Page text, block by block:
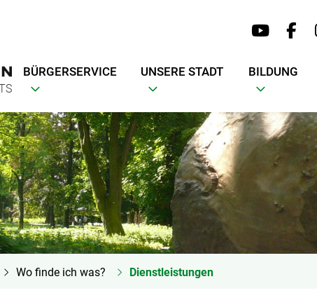
BÜRGERSERVICE UNSERE STADT BILDUNG
Wo finde ich was? Dienstleistungen